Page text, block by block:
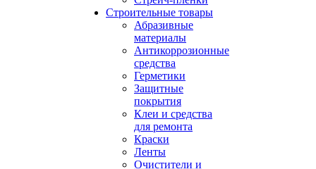
Строительные товары
Абразивные
материалы
Антикоррозионные
средства
Герметики
Защитные
покрытия
Клеи и средства
для ремонта
Краски
Ленты
Очистители и